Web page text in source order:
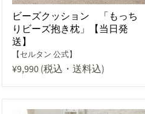
ビーズクッション 「もっち
りビーズ抱き枕」【当日発
送】
【セルタン 公式】
¥9,990(税込・送料込)